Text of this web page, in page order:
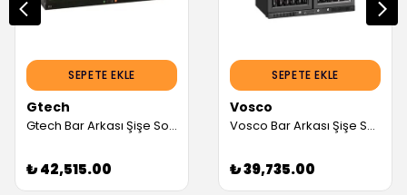
SEPETE EKLE
Gtech
Gtech Bar Arkası Şişe Soğutucu Dolap, 3 Kapılı (Servis Garantili)
₺ 42,515.00
SEPETE EKLE
Vosco
Vosco Bar Arkası Şişe Soğutucu İki Kapılı VBBC-250S (Servis Garantili)
₺ 39,735.00